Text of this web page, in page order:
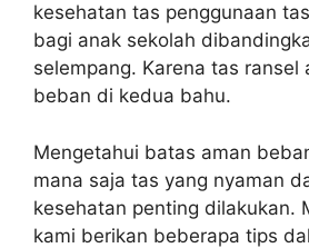
kesehatan tas penggunaan
bagi anak sekolah
selempang. Karena tas ransel
beban di kedua bahu.
Mengetahui batas aman
mana saja tas yang nyaman
kesehatan penting dilakukan.
kami berikan beberapa tips